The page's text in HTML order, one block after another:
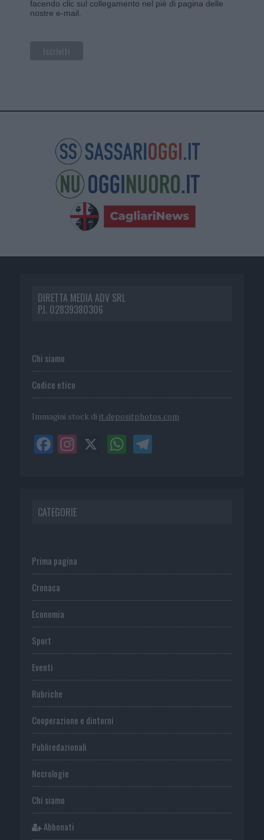
facendo clic sul collegamento nel piè di pagina delle
nostre e-mail.
DIRETTA MEDIA ADV SRL
P.I. 02839380306
Chi siamo
Codice etico
Immagini stock di it.depositphotos.com
CATEGORIE
Prima pagina
Cronaca
Economia
Sport
Eventi
Rubriche
Cooperazione e dintorni
Publiredazionali
Necrologie
Chi siamo
Abbonati